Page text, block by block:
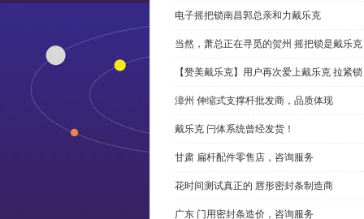
电子摇把锁南昌郭总亲和力戴乐克
当然，萧总正在寻觅的贺州 摇把锁是戴乐克
【赞美戴乐克】用户再次爱上戴乐克 拉紧锁
漳州 伸缩式支撑杆批发商，品质体现
戴乐克 闩体系统曾经发货！
甘肃 扁杆配件零售店，咨询服务
花时间测试真正的 唇形密封条制造商
广东 门用密封条造价，咨询服务